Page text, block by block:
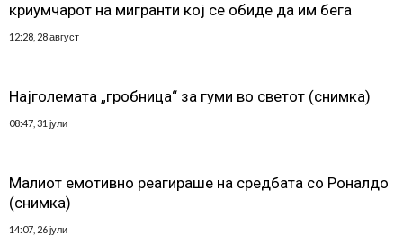
криумчарот на мигранти кој се обиде да им бега
12:28, 28 август
Најголемата „гробница“ за гуми во светот (снимка)
08:47, 31 јули
Малиот емотивно реагираше на средбата со Роналдо
(снимка)
14:07, 26 јули